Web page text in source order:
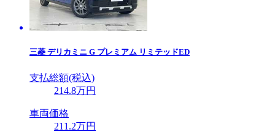
三菱 デリカミニ G プレミアム リミテッドED
支払総額(税込)
214.8万円
車両価格
211 .2万円